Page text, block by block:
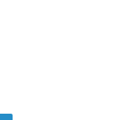
Linkedin